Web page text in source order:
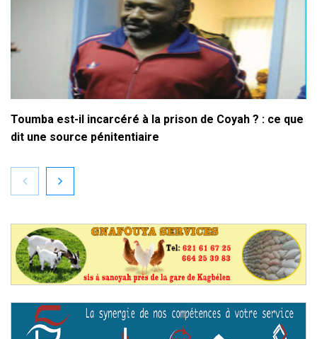
Toumba est-il incarcéré à la prison de Coyah ? : ce que
dit une source pénitentiaire